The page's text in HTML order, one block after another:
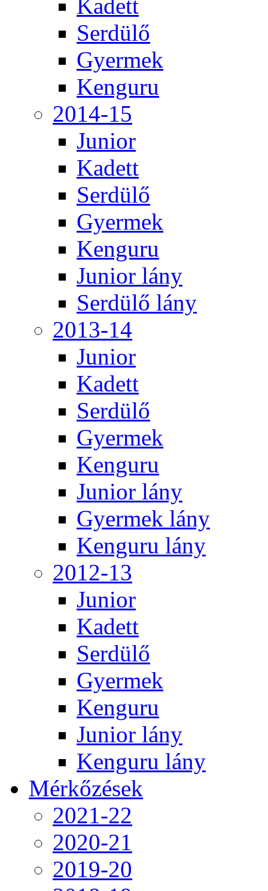
Kadett
Serdülő
Gyermek
Kenguru
2014-15
Junior
Kadett
Serdülő
Gyermek
Kenguru
Junior lány
Serdülő lány
2013-14
Junior
Kadett
Serdülő
Gyermek
Kenguru
Junior lány
Gyermek lány
Kenguru lány
2012-13
Junior
Kadett
Serdülő
Gyermek
Kenguru
Junior lány
Kenguru lány
Mérkőzések
2021-22
2020-21
2019-20